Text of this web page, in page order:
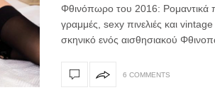
Φθινόπωρο του 2016: Ρομαντικά
γραμμές, sexy πινελιές και
σκηνικό ενός αισθησιακού
6 COMMENTS